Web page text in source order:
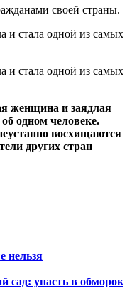
своей страны.
женщина и заядлая
одном человеке.
восхищаются
других стран
нельзя
сад: упасть в обморок